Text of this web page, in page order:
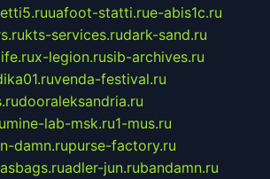
uafoot-statti.rue-abis1c.ru
kts-services.rudark-sand.ru
x-legion.rusib-archives.ru
venda-festival.ru
dooraleksandria.ru
mine-lab-msk.ru1-mus.ru
damn.rupurse-factory.ru
adler-jun.rubandamn.ru